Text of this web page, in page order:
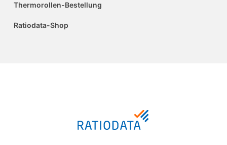
Thermorollen-Bestellung
Ratiodata-Shop